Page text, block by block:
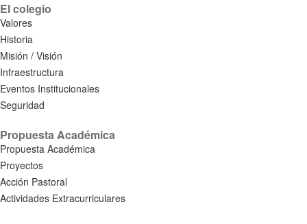
El colegio
Valores
Historia
Misión / Visión
Infraestructura
Eventos Institucionales
Seguridad
Propuesta Académica
Propuesta Académica
Proyectos
Acción Pastoral
Actividades Extracurriculares